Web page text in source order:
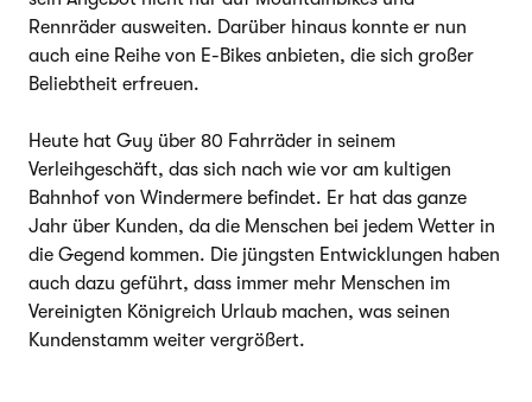
Rennräder ausweiten. Darüber hinaus konnte er nun
auch eine Reihe von E-Bikes anbieten, die sich großer
Beliebtheit erfreuen.
Heute hat Guy über 80 Fahrräder in seinem
Verleihgeschäft, das sich nach wie vor am kultigen
Bahnhof von Windermere befindet. Er hat das ganze
Jahr über Kunden, da die Menschen bei jedem Wetter in
die Gegend kommen. Die jüngsten Entwicklungen haben
auch dazu geführt, dass immer mehr Menschen im
Vereinigten Königreich Urlaub machen, was seinen
Kundenstamm weiter vergrößert.